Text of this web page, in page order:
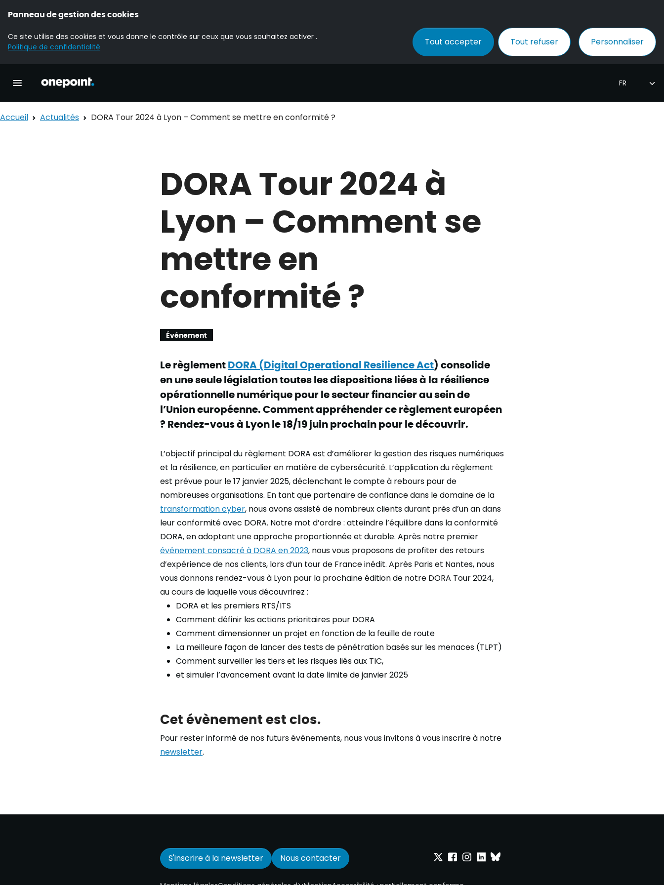
Panneau de gestion des cookies
Ce site utilise des cookies et vous donne le contrôle sur ceux que vous souhaitez activer .
Politique de confidentialité
Tout accepter Tout refuser Personnaliser
Accueil Actualités DORA Tour 2024 à Lyon – Comment se mettre en conformité ?​
DORA Tour 2024 à
Lyon – Comment se
mettre en
conformité ?​
Événement
Le règlement DORA (Digital Operational Resilience Act) consolide
en une seule législation toutes les dispositions liées à la résilience
opérationnelle numérique pour le secteur financier au sein de
l’Union européenne. Comment appréhender ce règlement européen
? Rendez-vous à Lyon le 18/19 juin prochain pour le découvrir.
L’objectif principal du règlement DORA est d’améliorer la gestion des risques numériques
et la résilience, en particulier en matière de cybersécurité. L’application du règlement
est prévue pour le 17 janvier 2025, déclenchant le compte à rebours pour de
nombreuses organisations. En tant que partenaire de confiance dans le domaine de la
transformation cyber, nous avons assisté de nombreux clients durant près d’un an dans
leur conformité avec DORA. Notre mot d’ordre : atteindre l’équilibre dans la conformité
DORA, en adoptant une approche proportionnée et durable. Après notre premier
événement consacré à DORA en 2023, nous vous proposons de profiter des retours
d’expérience de nos clients, lors d’un tour de France inédit. Après Paris et Nantes, nous
vous donnons rendez-vous à Lyon pour la prochaine édition de notre DORA Tour 2024,
au cours de laquelle vous découvrirez :
DORA et les premiers RTS/ITS
Comment définir les actions prioritaires pour DORA
Comment dimensionner un projet en fonction de la feuille de route
La meilleure façon de lancer des tests de pénétration basés sur les menaces (TLPT)
Comment surveiller les tiers et les risques liés aux TIC,
et simuler l’avancement avant la date limite de janvier 2025
Cet évènement est clos.
Pour rester informé de nos futurs évènements, nous vous invitons à vous inscrire à notre
newsletter.
S'inscrire à la newsletter Nous contacter Onepoint sur Twitter
Onepoint sur Facebook
Onepoint sur Instagram
Onepoint sur Linkedin
Onepoint sur Bluesky